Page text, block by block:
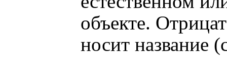
объекте.
носит название